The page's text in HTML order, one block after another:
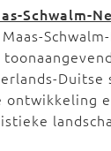
Schwalm-
Duitse
ontwikkeling